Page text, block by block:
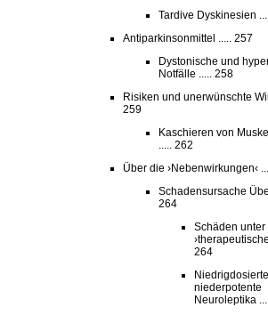
Tardive Dyskinesien
Antiparkinsonmittel ..... 257
Dystonische und
Notfälle ..... 258
Risiken und unerwünschte
259
Kaschieren von
..... 262
Über die ›Nebenwirkungen‹
Schadensursache
264
Schäden unter
264
niederpotente
Neuroleptika